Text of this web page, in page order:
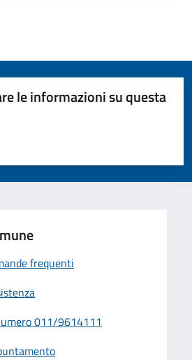
le informazioni su questa
5 stelle su 5
su 5
su 5
frequenti
011/9614111